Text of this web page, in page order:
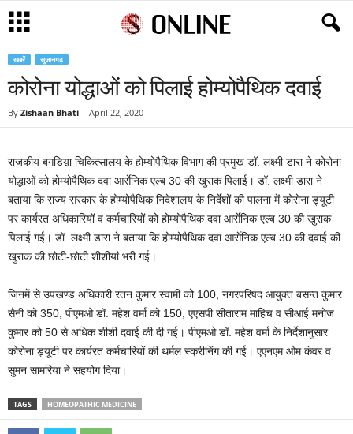
खबरें सुजानगढ़
कोरोना योद्धाओं को पिलाई होम्योपैथिक दवाई
By Zishaan Bhati - April 22, 2020
राजकीय बगडिय़ा चिकित्सालय के होम्योपैथिक विभाग की प्रमुख डॉ. लक्ष्मी डारा ने कोरोना
योद्धाओं को होम्योपैथिक दवा आर्सेनिक एल्ब 30 की खुराक पिलाई। डॉ. लक्ष्मी डारा ने
बताया कि राज्य सरकार के होम्योपैथिक निदेशालय के निर्देशों की पालना में कोरोना ड्यूटी
पर कार्यरत अधिकारियों व कर्मचारियों को होम्योपैथिक दवा आर्सेनिक एल्ब 30 की खुराक
पिलाई गई। डॉ. लक्ष्मी डारा ने बताया कि होम्योपैथिक दवा आर्सेनिक एल्ब 30 की दवाई की
खुराक की छोटी-छोटी शीशीयां भरी गई।
जिनमें से उपखण्ड अधिकारी रतन कुमार स्वामी को 100, नगरपरिषद आयुक्त बसन्त कुमार
सैनी को 350, पीएमओ डॉ. महेश वर्मा को 150, एएसपी सीताराम माहिच व सीआई मनोज
कुमार को 50 से अधिक शीशी दवाई की दी गई। पीएमओ डॉ. महेश वर्मा के निर्देशानुसार
कोरोना ड्यूटी पर कार्यरत कर्मचारियों की थर्मल स्क्रीनिंग की गई। एएनएम ओम कंवर व
सुमन सामरिया ने सहयोग दिया।
TAGS HOMEOPATHIC MEDICINE